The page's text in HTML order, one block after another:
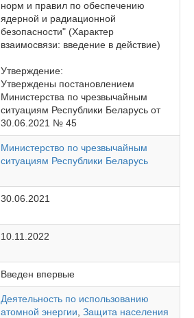
норм и правил по обеспечению
ядерной и радиационной
безопасности" (Характер
взаимосвязи: введение в действие)
Утверждение:
Утверждены постановлением
Министерства по чрезвычайным
ситуациям Республики Беларусь от
30.06.2021 № 45
Министерство по чрезвычайным
ситуациям Республики Беларусь
30.06.2021
10.11.2022
Введен впервые
Деятельность по использованию
атомной энергии, Защита населения